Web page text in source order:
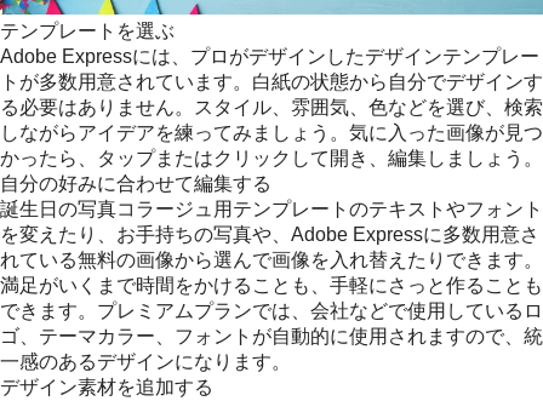
テンプレートを選ぶ
Adobe Expressには、プロがデザインしたデザインテンプレー
トが多数用意されています。白紙の状態から自分でデザインす
る必要はありません。スタイル、雰囲気、色などを選び、検索
しながらアイデアを練ってみましょう。気に入った画像が見つ
かったら、タップまたはクリックして開き、編集しましょう。
自分の好みに合わせて編集する
誕生日の写真コラージュ用テンプレートのテキストやフォント
を変えたり、お手持ちの写真や、Adobe Expressに多数用意さ
れている無料の画像から選んで画像を入れ替えたりできます。
満足がいくまで時間をかけることも、手軽にさっと作ることも
できます。プレミアムプランでは、会社などで使用しているロ
ゴ、テーマカラー、フォントが自動的に使用されますので、統
一感のあるデザインになります。
デザイン素材を追加する